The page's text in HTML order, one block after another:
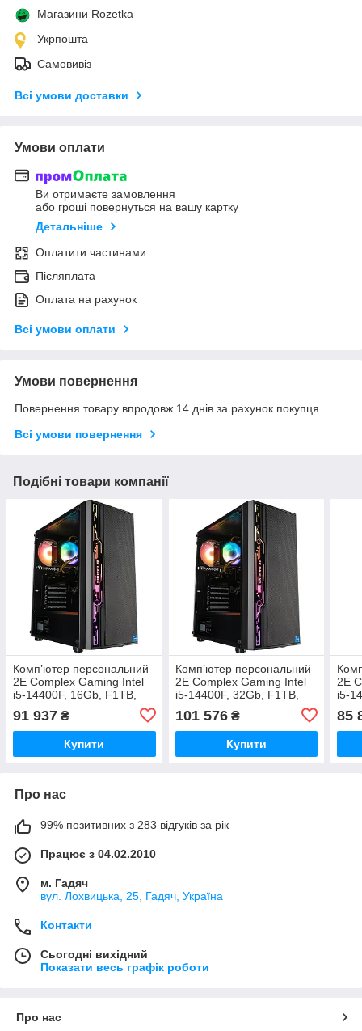
Магазини Rozetka
Укрпошта
Самовивіз
Всі умови доставки
Умови оплати
Ви отримаєте замовлення
або гроші повернуться на вашу картку
Детальніше
Оплатити частинами
Післяплата
Оплата на рахунок
Всі умови оплати
Умови повернення
Повернення товару впродовж 14 днів за рахунок покупця
Всі умови повернення
Подібні товари компанії
Комп’ютер персональний
2E Complex Gaming Intel
i5-14400F, 16Gb, F1TB,
G2052, 650W, Win11
91 937 ₴
Купити
Комп’ютер персональний
2E Complex Gaming Intel
i5-14400F, 32Gb, F1TB,
G2052, 650W, Win11PE
101 576₴
Купити
2E
i5-
85
Про нас
99% позитивних з 283 відгуків за рік
Працює з 04.02.2010
м. Гадяч
вул. Лохвицька, 25, Гадяч, Україна
Контакти
Сьогодні вихідний
Показати весь графік роботи
Про нас